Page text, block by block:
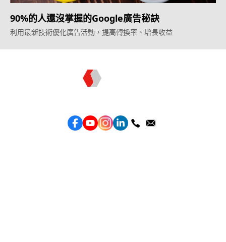
90%的人還沒掌握的Google廣告秘訣
利用最新技術優化廣告活動，提高轉換率、增長收益